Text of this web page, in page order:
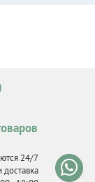
24/7
доставка